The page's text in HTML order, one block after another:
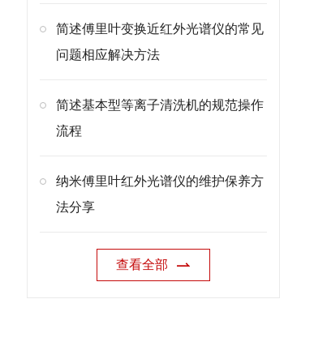
简述傅里叶变换近红外光谱仪的常见
问题相应解决方法
简述基本型等离子清洗机的规范操作
流程
纳米傅里叶红外光谱仪的维护保养方
法分享
查看全部